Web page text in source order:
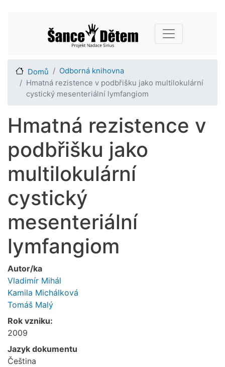
hlavnímu
obsahu
Main navigation
Domů
Odborná knihovna
Hmatná rezistence v podbřišku jako multilokulární
cystický mesenteriální lymfangiom
Hmatná rezistence v
podbřišku jako
multilokulární
cystický
mesenteriální
lymfangiom
Autor/ka
Vladimír Mihál
Kamila Michálková
Tomáš Malý
Rok vzniku:
2009
Jazyk dokumentu
Čeština